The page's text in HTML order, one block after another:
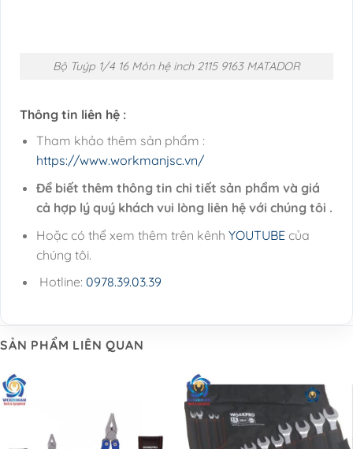
Bộ Tuýp 1/4 16 Món hệ inch 2115 9163 MATADOR
Thông tin liên hệ :
Tham khảo thêm sản phẩm :
https://www.workmanjsc.vn/
Để biết thêm thông tin chi tiết sản phẩm và giá
cả hợp lý quý khách vui lòng liên hệ với chúng tôi .
Hoặc có thể xem thêm trên kênh YOUTUBEcủa
chúng tôi.
Hotline: 0978.39.03.39
SẢN PHẨM LIÊN QUAN